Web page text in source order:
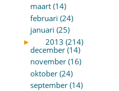
maart (14)
februari (24)
januari (25)
►
2013 (214)
december (14)
november (16)
oktober (24)
september (14)